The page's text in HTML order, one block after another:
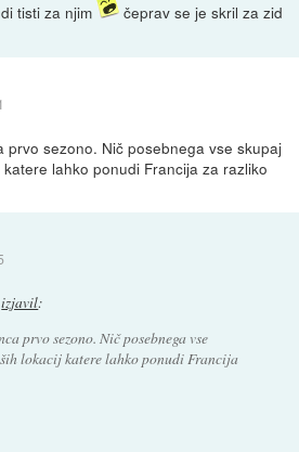
tisti za njim
čeprav se je skril za zid
prvo sezono. Nič posebnega vse skupaj
lahko ponudi Francija za razliko
izjavil:
prvo sezono. Nič posebnega vse
lokacij katere lahko ponudi Francija